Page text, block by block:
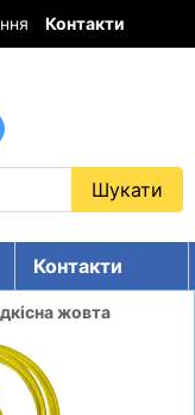
Контакти
Контакти
жовта